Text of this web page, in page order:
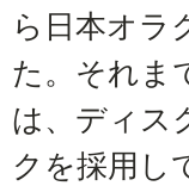
ら日本オラ
た。それま
は、ディス
クを採用し